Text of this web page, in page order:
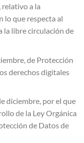
relativo a la
lo que respecta al
la libre circulación de
de Protección
derechos digitales
diciembre, por el que
de la Ley Orgánica
de Datos de